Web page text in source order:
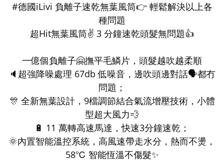
#德國iLivi 負離子速乾無葉風筒👉 輕鬆解決以上各
種問題
超Hit無葉風筒✌️ 3 分鐘速乾頭髮無問題👍
一億個負離子🤗撫平毛鱗片，頭髮越吹越柔順
🔈超強降噪處理 67db 低噪音，邊吹頭邊對話🗣️都冇
問題；
🎊 全新無葉設計，9檔調節結合氣流增壓技術，小體
型超大風力💨
🔋 11 萬轉高速馬達，快速3分鐘速乾；
🌞內置智能溫控系統，高風速帶走水分，熱而不燙，
58℃ 智能恆溫不傷髮✨